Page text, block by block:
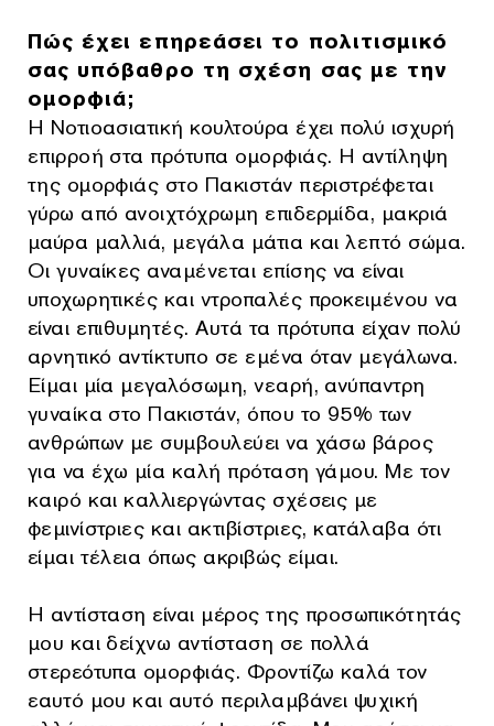
Πώς έχει επηρεάσει το πολιτισμικό
σας υπόβαθρο τη σχέση σας με την
ομορφιά;
Η Νοτιοασιατική κουλτούρα έχει πολύ ισχυρή
επιρροή στα πρότυπα ομορφιάς. Η αντίληψη
της ομορφιάς στο Πακιστάν περιστρέφεται
γύρω από ανοιχτόχρωμη επιδερμίδα, μακριά
μαύρα μαλλιά, μεγάλα μάτια και λεπτό σώμα.
Οι γυναίκες αναμένεται επίσης να είναι
υποχωρητικές και ντροπαλές προκειμένου να
είναι επιθυμητές. Αυτά τα πρότυπα είχαν πολύ
αρνητικό αντίκτυπο σε εμένα όταν μεγάλωνα.
Είμαι μία μεγαλόσωμη, νεαρή, ανύπαντρη
γυναίκα στο Πακιστάν, όπου το 95% των
ανθρώπων με συμβουλεύει να χάσω βάρος
για να έχω μία καλή πρόταση γάμου. Με τον
καιρό και καλλιεργώντας σχέσεις με
φεμινίστριες και ακτιβίστριες, κατάλαβα ότι
είμαι τέλεια όπως ακριβώς είμαι.
Η αντίσταση είναι μέρος της προσωπικότητάς
μου και δείχνω αντίσταση σε πολλά
στερεότυπα ομορφιάς. Φροντίζω καλά τον
εαυτό μου και αυτό περιλαμβάνει ψυχική